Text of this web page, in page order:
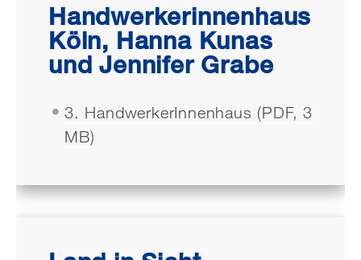
Handwerkerinnenhaus
Köln, Hanna Kunas
und Jennifer Grabe
3. HandwerkerInnenhaus (PDF, 3
MB)